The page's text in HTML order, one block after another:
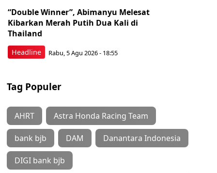
Headline
“Double Winner”, Abimanyu Melesat
Kibarkan Merah Putih Dua Kali di
Thailand
Rabu, 5 Agu 2026 - 18:55
Tag Populer
AHRT Astra Honda Racing Team
bank bjb DAM Danantara Indonesia
DIGI bank bjb